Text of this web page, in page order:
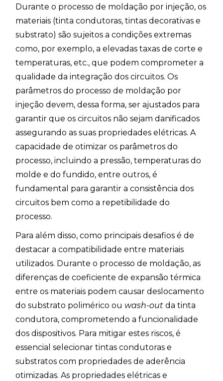
Durante o processo de moldação por injeção, os
materiais (tinta condutoras, tintas decorativas e
substrato) são sujeitos a condições extremas
como, por exemplo, a elevadas taxas de corte e
temperaturas, etc., que podem comprometer a
qualidade da integração dos circuitos. Os
parâmetros do processo de moldação por
injeção devem, dessa forma, ser ajustados para
garantir que os circuitos não sejam danificados
assegurando as suas propriedades elétricas. A
capacidade de otimizar os parâmetros do
processo, incluindo a pressão, temperaturas do
molde e do fundido, entre outros, é
fundamental para garantir a consistência dos
circuitos bem como a repetibilidade do
processo.
Para além disso, como principais desafios é de
destacar a compatibilidade entre materiais
utilizados. Durante o processo de moldação, as
diferenças de coeficiente de expansão térmica
entre os materiais podem causar deslocamento
do substrato polimérico ou wash-out da tinta
condutora, comprometendo a funcionalidade
dos dispositivos. Para mitigar estes riscos, é
essencial selecionar tintas condutoras e
substratos com propriedades de aderência
otimizadas. As propriedades elétricas e